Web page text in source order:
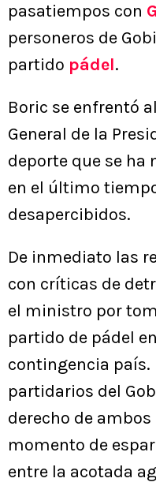
pasatiempos con
personeros de
partido pádel.
Boric se enfrentó
General de la
deporte que se ha
en el último
desapercibidos.
De inmediato las
con críticas de
el ministro por
partido de pádel
contingencia país.
partidarios del
derecho de
momento de
entre la acotada